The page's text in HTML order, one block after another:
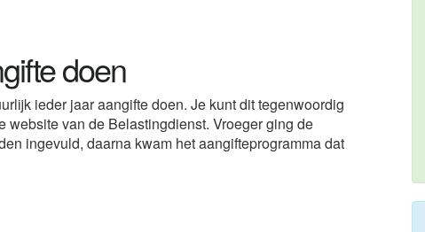
doen
ieder jaar aangifte doen. Je kunt dit tegenwoordig
van de Belastingdienst. Vroeger ging de
ingevuld, daarna kwam het aangifteprogramma dat